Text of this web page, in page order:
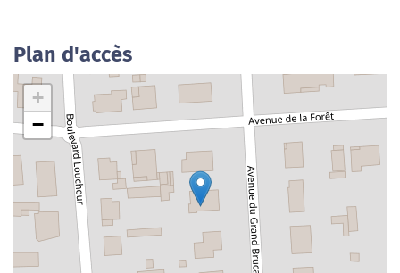
Plan d'accès
+
−